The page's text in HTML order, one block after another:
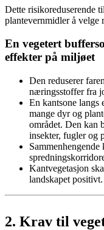
Dette risikoreduserende
plantevernmidler å velge
En vegetert
effekter på miljøet
Den reduserer
næringsstoffer fra
En kantsone langs
mange dyr og
området. Den kan
insekter, fugler og
Kantvegetasjon
landskapet positivt.
2. Krav til